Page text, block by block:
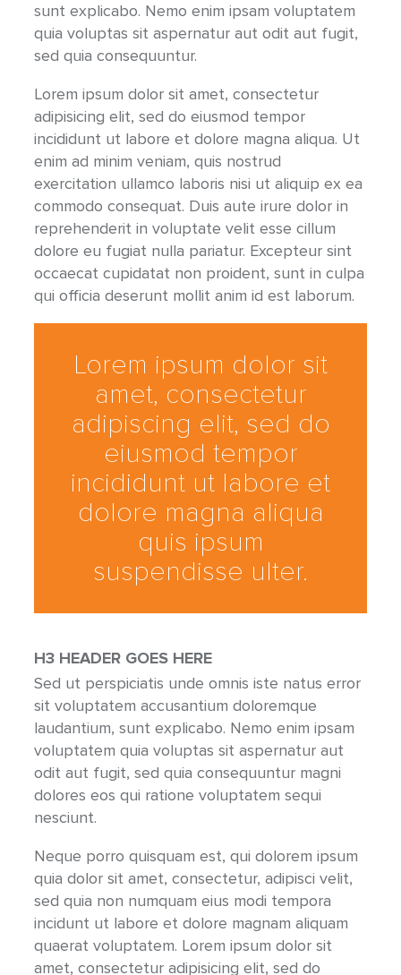
sunt explicabo. Nemo enim ipsam voluptatem
quia voluptas sit aspernatur aut odit aut fugit,
sed quia consequuntur.
Lorem ipsum dolor sit amet, consectetur
adipisicing elit, sed do eiusmod tempor
incididunt ut labore et dolore magna aliqua. Ut
enim ad minim veniam, quis nostrud
exercitation ullamco laboris nisi ut aliquip ex ea
commodo consequat. Duis aute irure dolor in
reprehenderit in voluptate velit esse cillum
dolore eu fugiat nulla pariatur. Excepteur sint
occaecat cupidatat non proident, sunt in culpa
qui officia deserunt mollit anim id est laborum.
Lorem ipsum dolor sit
amet, consectetur
adipiscing elit, sed do
eiusmod tempor
incididunt ut labore et
dolore magna aliqua
quis ipsum
suspendisse ulter.
H3 HEADER GOES HERE
Sed ut perspiciatis unde omnis iste natus error
sit voluptatem accusantium doloremque
laudantium, sunt explicabo. Nemo enim ipsam
voluptatem quia voluptas sit aspernatur aut
odit aut fugit, sed quia consequuntur magni
dolores eos qui ratione voluptatem sequi
nesciunt.
Neque porro quisquam est, qui dolorem ipsum
quia dolor sit amet, consectetur, adipisci velit,
sed quia non numquam eius modi tempora
incidunt ut labore et dolore magnam aliquam
quaerat voluptatem. Lorem ipsum dolor sit
amet, consectetur adipisicing elit, sed do